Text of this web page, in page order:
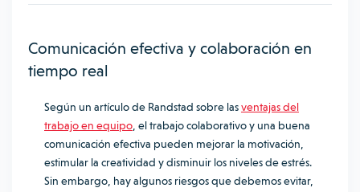
Comunicación efectiva y colaboración en
tiempo real
Según un artículo de Randstad sobre lasventajas del
trabajo en equipo , el trabajo colaborativo y una buena
comunicación efectiva pueden mejorar la motivación,
estimular la creatividad y disminuir los niveles de estrés.
Sin embargo, hay algunos riesgos que debemos evitar,